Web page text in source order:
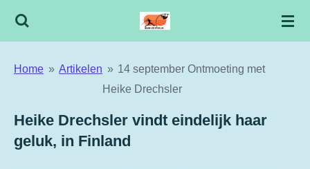
Ga
de
Home » Artikelen » 14 september Ontmoeting met
Heike Drechsler
Heike Drechsler vindt eindelijk haar
geluk, in Finland